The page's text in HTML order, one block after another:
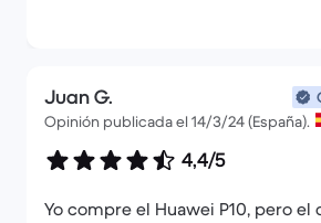
Juan G.
Opinión publicada el 14/3/24 (España).
4,4/5
Yo compre el Huawei P10, pero